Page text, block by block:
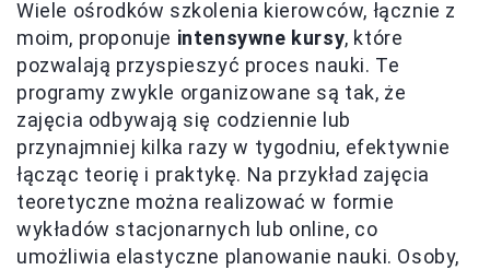
Wiele ośrodków szkolenia kierowców, łącznie z
moim, proponuje intensywne kursy, które
pozwalają przyspieszyć proces nauki. Te
programy zwykle organizowane są tak, że
zajęcia odbywają się codziennie lub
przynajmniej kilka razy w tygodniu, efektywnie
łącząc teorię i praktykę. Na przykład zajęcia
teoretyczne można realizować w formie
wykładów stacjonarnych lub online, co
umożliwia elastyczne planowanie nauki. Osoby,